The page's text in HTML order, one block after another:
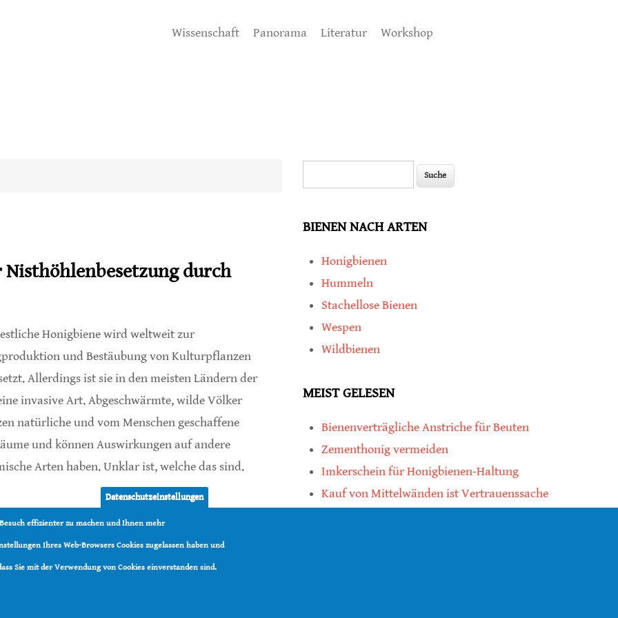
Wissenschaft Panorama Literatur Workshop
durch
Honigbiene wird weltweit zur
und Bestäubung von Kulturpflanzen
Allerdings ist sie in den meisten Ländern der
invasive Art. Abgeschwärmte, wilde Völker
natürliche und vom Menschen geschaffene
und können Auswirkungen auf andere
Arten haben. Unklar ist, welche das sind.
durch Honigbienen
BIENEN NACH ARTEN
Honigbienen
Hummeln
Stachellose Bienen
Wespen
Wildbienen
MEIST GELESEN
Bienenverträgliche Anstriche für Beuten
Zementhonig vermeiden
Imkerschein für Honigbienen-Haltung
Kauf von Mittelwänden ist Vertrauenssache
Datenschutzeinstellungen
effizienter zu machen und Ihnen mehr
Ihres Web-Browsers Cookies zugelassen haben und
Sie mit der Verwendung von Cookies einverstanden sind.